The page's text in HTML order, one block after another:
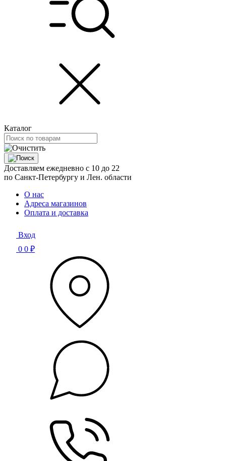
Каталог
Доставляем ежедневно с 10 до 22
по Санкт-Петербургу и Лен. области
О нас
Адреса магазинов
Оплата и доставка
Вход
0 0 ₽